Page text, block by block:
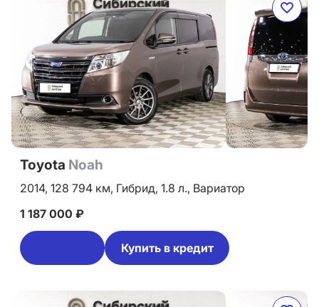
Toyota Noah
2014, 128 794 км, Гибрид, 1.8 л., Вариатор
1 187 000 ₽
Купить в кредит